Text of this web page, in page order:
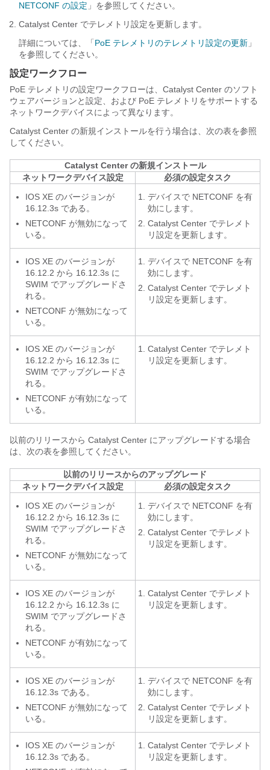
NETCONF の設定 」を参照してください。
Catalyst Center でテレメトリ設定を更新します。
詳細については、「 PoE テレメトリのテレメトリ設定の更新 」
を参照してください。
設定ワークフロー
PoE テレメトリの設定ワークフローは、 Catalyst Center のソフト
ウェアバージョンと設定、および PoE テレメトリをサポートする
ネットワークデバイスによって異なります。
Catalyst Center の新規インストールを行う場合は、次の表を参照
してください。
Catalyst Centerの新規インストール
ネットワークデバイス設定
必須の設定タスク
IOS XE のバージョンが
16.12.3s である。
NETCONF が無効になって
いる。
デバイスで NETCONF を有
効にします。
Catalyst Center でテレメト
リ設定を更新します。
IOS XE のバージョンが
16.12.2 から 16.12.3s に
SWIM でアップグレードさ
れる。
NETCONF が無効になって
いる。
デバイスで NETCONF を有
効にします。
Catalyst Center でテレメト
リ設定を更新します。
IOS XE のバージョンが
16.12.2 から 16.12.3s に
SWIM でアップグレードさ
れる。
NETCONF が有効になって
いる。
Catalyst Center でテレメト
リ設定を更新します。
以前のリリースから Catalyst Center にアップグレードする場合
は、次の表を参照してください。
以前のリリースからのアップグレード
ネットワークデバイス設定
必須の設定タスク
IOS XE のバージョンが
16.12.2 から 16.12.3s に
SWIM でアップグレードさ
れる。
NETCONF が無効になって
いる。
デバイスで NETCONF を有
効にします。
Catalyst Center でテレメト
リ設定を更新します。
IOS XE のバージョンが
16.12.2 から 16.12.3s に
SWIM でアップグレードさ
れる。
NETCONF が有効になって
いる。
Catalyst Center でテレメト
リ設定を更新します。
IOS XE のバージョンが
16.12.3s である。
NETCONF が無効になって
いる。
デバイスで NETCONF を有
効にします。
Catalyst Center でテレメト
リ設定を更新します。
IOS XE のバージョンが
16.12.3s である。
Catalyst Center でテレメト
リ設定を更新します。